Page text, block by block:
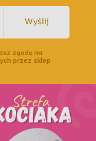
Wyślij
zgodę na
przez sklep